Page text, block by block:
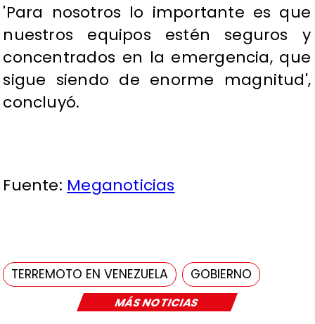
MÁS NOTICIAS
​'Para nosotros lo importante es que
nuestros equipos estén seguros y
concentrados en la emergencia, que
sigue siendo de enorme magnitud',
concluyó.
Fuente: Meganoticias
TERREMOTO EN VENEZUELA GOBIERNO